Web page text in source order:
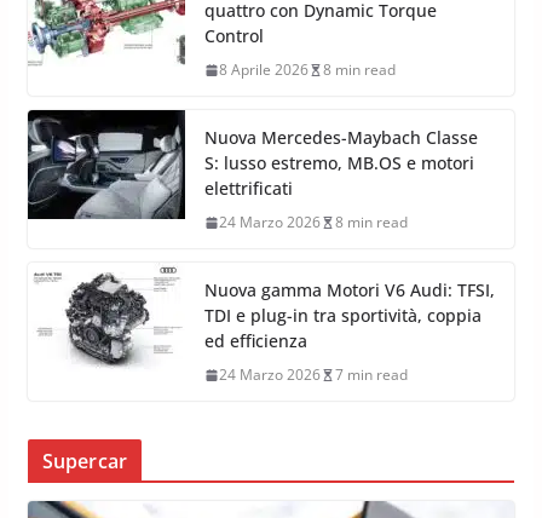
quattro con Dynamic Torque
Control
8 Aprile 2026 8 min read
Nuova Mercedes-Maybach Classe
S: lusso estremo, MB.OS e motori
elettrificati
24 Marzo 2026 8 min read
Nuova gamma Motori V6 Audi: TFSI,
TDI e plug-in tra sportività, coppia
ed efficienza
24 Marzo 2026 7 min read
Supercar